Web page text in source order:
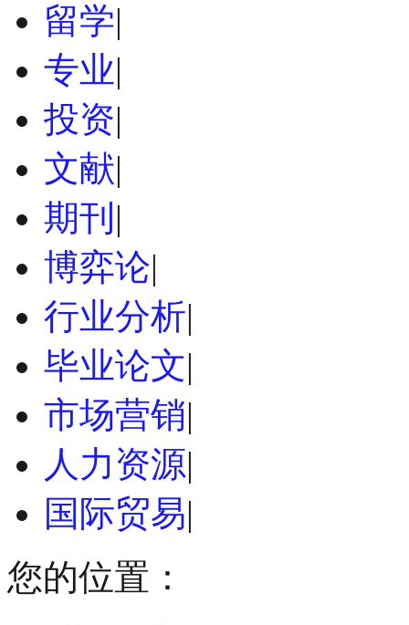
留学|
专业|
投资|
文献|
期刊 |
博弈论|
行业分析|
毕业论文|
市场营销|
人力资源|
国际贸易|
您的位置：